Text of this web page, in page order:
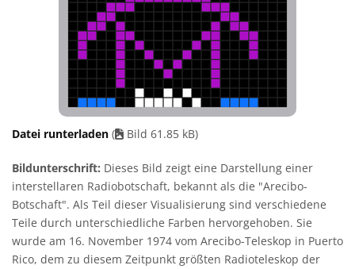
Datei runterladen ( Bild 61.85 kB)
Bildunterschrift: Dieses Bild zeigt eine Darstellung einer
interstellaren Radiobotschaft, bekannt als die "Arecibo-
Botschaft". Als Teil dieser Visualisierung sind verschiedene
Teile durch unterschiedliche Farben hervorgehoben. Sie
wurde am 16. November 1974 vom Arecibo-Teleskop in Puerto
Rico, dem zu diesem Zeitpunkt größten Radioteleskop der